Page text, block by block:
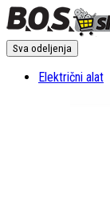
Sva odeljenja
Električni alat